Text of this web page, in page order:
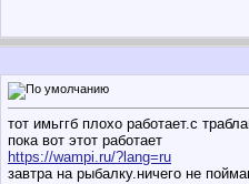
тот имьггб плохо работает.с
пока вот этот работает
https://wampi.ru/?lang=ru
завтра на рыбалку.ничего не